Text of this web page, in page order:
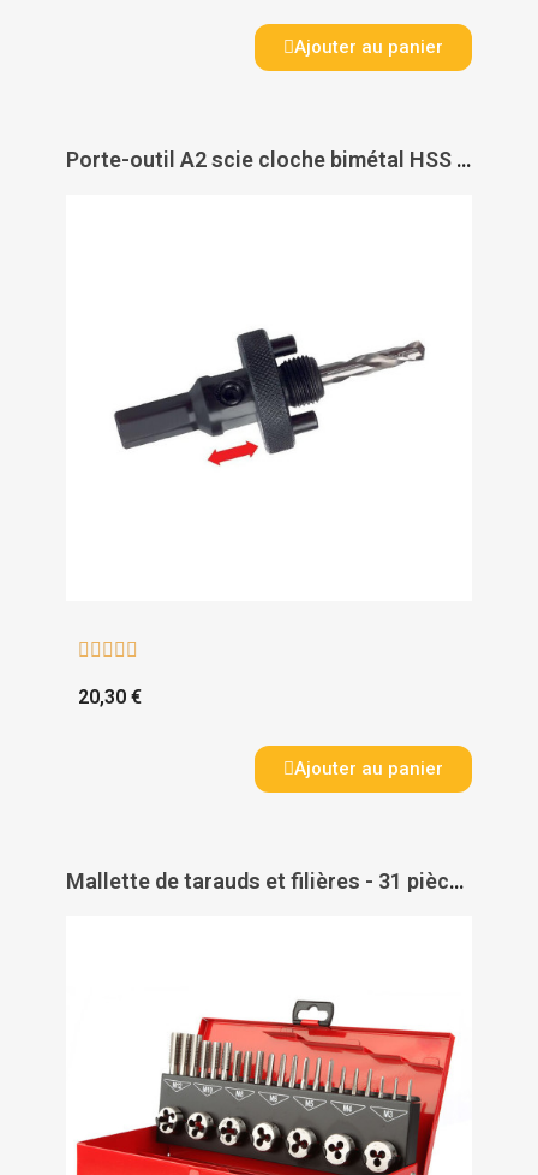
Ajouter au panier
Porte-outil A2 scie cloche bimétal HSS 106 - RUKO
    
20,30 €
Ajouter au panier
Mallette de tarauds et filières - 31 pièces - DIAGER